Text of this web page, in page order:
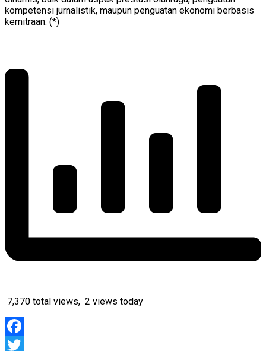
kompetensi jurnalistik, maupun penguatan ekonomi berbasis
kemitraan. (*)
7,370 total views, 2 views today
Facebook